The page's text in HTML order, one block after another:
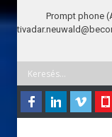
Prompt phone